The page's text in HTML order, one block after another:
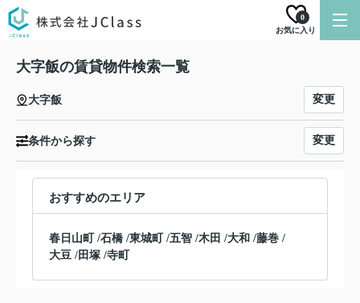
お気に入り
0
大字飯の賃貸物件検索一覧
大字飯 変更
条件から探す 変更
おすすめのエリア
春日山町 /石橋 /東城町 /五智 /木田 /大和 /藤巻 /
大豆 /田塚 /寺町